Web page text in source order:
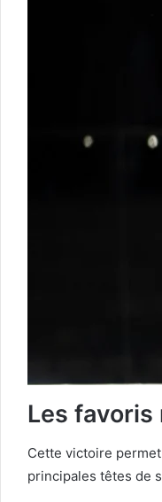
Les favoris
Cette victoire
principales têtes de